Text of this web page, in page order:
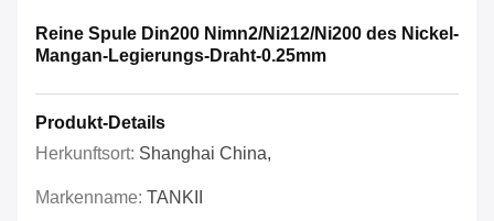
Reine Spule Din200 Nimn2/Ni212/Ni200 des Nickel-
Mangan-Legierungs-Draht-0.25mm
Produkt-Details
Herkunftsort: Shanghai China,
Markenname: TANKII